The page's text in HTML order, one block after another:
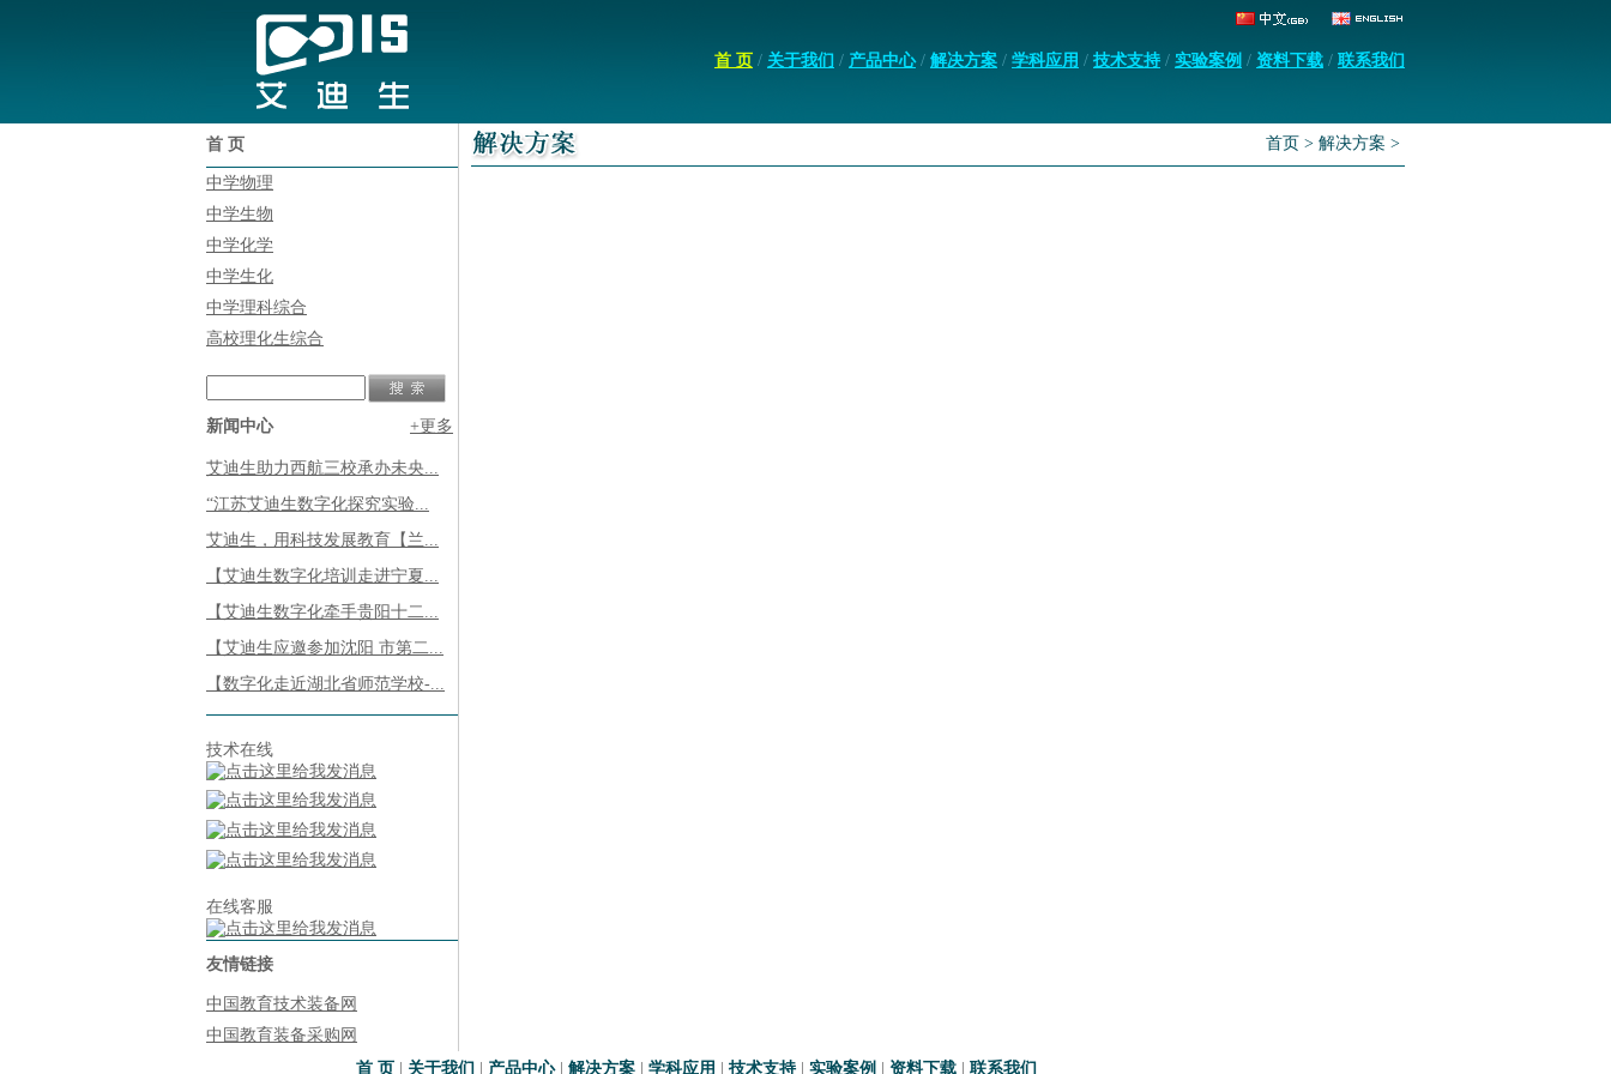
首 页 / 关于我们 / 产品中心/ 解决方案 / 学科应用 / 技术支持 / 实验案例 / 资料下载 / 联系我们
首 页
中学物理
中学生物
中学化学
中学生化
中学理科综合
高校理化生综合
新闻中心 +更多
艾迪生助力西航三校承办未央...
“江苏艾迪生数字化探究实验...
艾迪生，用科技发展教育【兰...
【艾迪生数字化培训走进宁夏...
【艾迪生数字化牵手贵阳十二...
【艾迪生应邀参加沈阳 市第二...
【数字化走近湖北省师范学校-...
技术在线
在线客服
友情链接
中国教育技术装备网
中国教育装备采购网
首页 > 解决方案 >
首 页 关于我们 产品中心| 解决方案 学科应用 技术支持| 实验案例 资料下载 联系我们